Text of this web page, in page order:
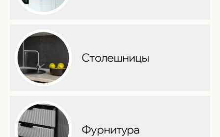
Столешницы
Фурнитура